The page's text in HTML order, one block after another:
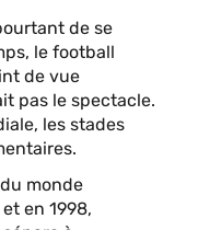
de se
le football
de vue
pas le spectacle.
les stades
monde
en 1998,